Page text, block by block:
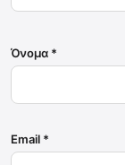
Όνομα *
Email *